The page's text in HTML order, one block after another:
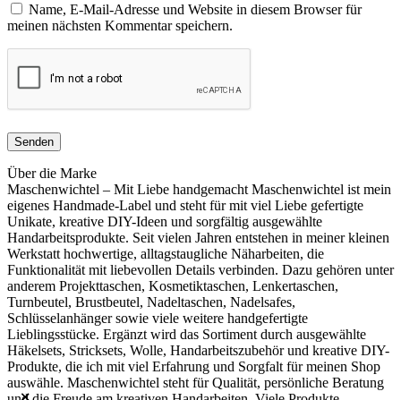
Name, E-Mail-Adresse und Website in diesem Browser für
meinen nächsten Kommentar speichern.
Über die Marke
Maschenwichtel – Mit Liebe handgemacht Maschenwichtel ist mein
eigenes Handmade-Label und steht für mit viel Liebe gefertigte
Unikate, kreative DIY-Ideen und sorgfältig ausgewählte
Handarbeitsprodukte. Seit vielen Jahren entstehen in meiner kleinen
Werkstatt hochwertige, alltagstaugliche Näharbeiten, die
Funktionalität mit liebevollen Details verbinden. Dazu gehören unter
anderem Projekttaschen, Kosmetiktaschen, Lenkertaschen,
Turnbeutel, Brustbeutel, Nadeltaschen, Nadelsafes,
Schlüsselanhänger sowie viele weitere handgefertigte
Lieblingsstücke. Ergänzt wird das Sortiment durch ausgewählte
Häkelsets, Stricksets, Wolle, Handarbeitszubehör und kreative DIY-
Produkte, die ich mit viel Erfahrung und Sorgfalt für meinen Shop
auswähle. Maschenwichtel steht für Qualität, persönliche Beratung